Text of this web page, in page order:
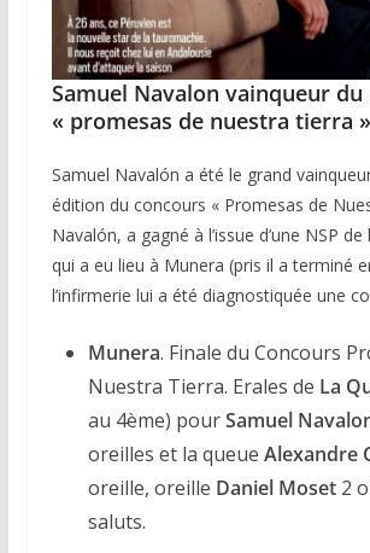
Samuel Navalon vainqueur du
« promesas de nuestra tierra »
Samuel Navalón a été le grand
édition du concours « Promesas de
Navalón, a gagné à l’issue d’une NSP
qui a eu lieu à Munera (pris il a terminé
l’infirmerie lui a été diagnostiquée une
Munera. Finale du Concours
Nuestra Tierra. Erales de La
au 4ème) pourSamuel
oreilles et la queue Alexandre
oreille, oreille Daniel Moset2
saluts.